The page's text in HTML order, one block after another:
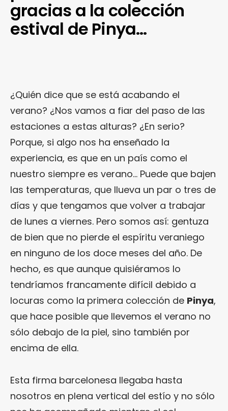
gracias a la colección
estival de Pinya…
¿Quién dice que se está acabando el
verano? ¿Nos vamos a fiar del paso de las
estaciones a estas alturas? ¿En serio?
Porque, si algo nos ha enseñado la
experiencia, es que en un país como el
nuestro siempre es verano… Puede que bajen
las temperaturas, que llueva un par o tres de
días y que tengamos que volver a trabajar
de lunes a viernes. Pero somos así: gentuza
de bien que no pierde el espíritu veraniego
en ninguno de los doce meses del año. De
hecho, es que aunque quisiéramos lo
tendríamos francamente difícil debido a
locuras como la primera colección de Pinya,
que hace posible que llevemos el verano no
sólo debajo de la piel, sino también por
encima de ella.
Esta firma barcelonesa llegaba hasta
nosotros en plena vertical del estío y no sólo